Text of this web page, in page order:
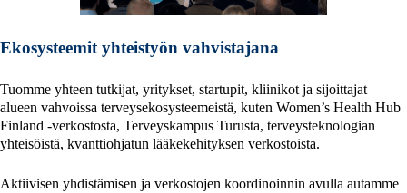
Ekosysteemit yhteistyön vahvistajana
Tuomme yhteen tutkijat, yritykset, startupit, kliinikot ja sijoittajat
alueen vahvoissa terveysekosysteemeistä, kuten Women’s Health Hub
Finland -verkostosta, Terveyskampus Turusta, terveysteknologian
yhteisöistä, kvanttiohjatun lääkekehityksen verkostoista.
Aktiivisen yhdistämisen ja verkostojen koordinoinnin avulla autamme